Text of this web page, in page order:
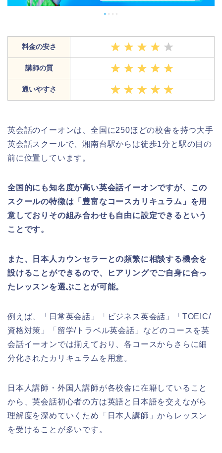
料金の安さ
講師の質
通いやすさ
英会話のイーオンは、全国に250ほどの校舎を持つ大手
英会話スクールで、湘南台駅からは徒歩1分と駅の目の
前に位置しています。
全国的にも知名度が高い英会話イーオンですが、この
スクールの特徴は「豊富なコースカリキュラム」を用
意しておりその組み合わせも自由に設定できるという
ことです。
また、日本人カウンセラーとの頻繁に相談する機会を
設けることができるので、ヒアリングでご自身に合っ
たレッスンを選ぶことが可能。
例えば、「日常英会話」「ビジネス英会話」「TOEIC/
資格対策」「留学/トラベル英会話」などのコースを英
会話イーオンでは揃えており、各コースからさらに細
分化されたカリキュラムを用意。
日本人講師・外国人講師が各校舎に在籍していること
から、英会話初心者の方は英語と日本語を交えながら
理解度を深めていくため「日本人講師」からレッスン
を受けることが多いです。